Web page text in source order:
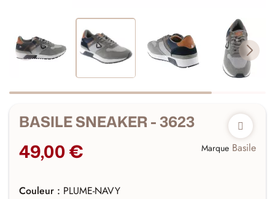
BASILE SNEAKER - 3623
49,00 € Marque Basile
Couleur : PLUME-NAVY